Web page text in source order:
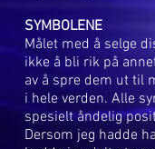
SYMBOLENE
Målet med å selge
ikke å bli rik på
av å spre dem ut til
i hele verden. Alle
spesielt åndelig
Dersom jeg hadde